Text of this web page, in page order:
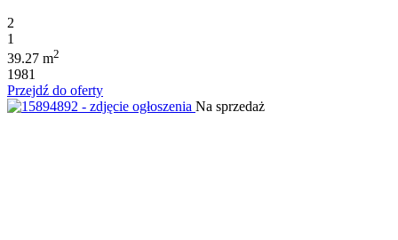
2
1
39.27 m2
1981
Przejdź do oferty
Na sprzedaż